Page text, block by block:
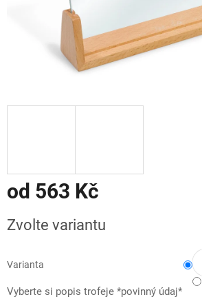
od 563 Kč
cena:
Zvolte variantu
Varianta
Vyberte si popis trofeje *povinný údaj*